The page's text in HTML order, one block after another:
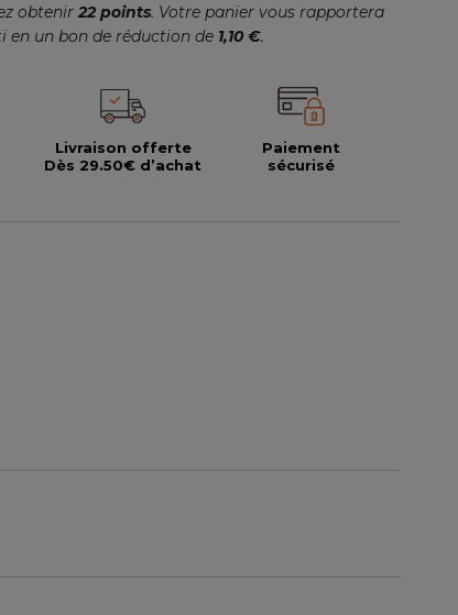
obtenir 22 points. Votre panier vous rapportera
en un bon de réduction de 1,10 €.
Livraison offerte
Dès 29.50€ d’achat
Paiement
sécurisé